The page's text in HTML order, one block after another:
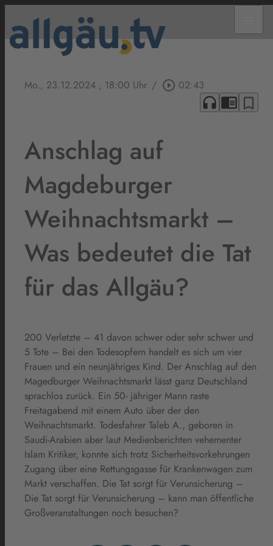
Mo., 23.12.2024 , 18:00 Uhr / play_circle_outline 02:43
headphones chrome_reader_mode bookmark_border
Anschlag auf
Magdeburger
Weihnachtsmarkt –
Was bedeutet die Tat
für das Allgäu?
200 Verletzte – 41 davon schwer oder sehr schwer und
5 Tote – Bei den Todesopfern handelt es sich um vier
Frauen und ein neunjähriges Kind. Der Anschlag auf den
Magedburger Weihnachtsmarkt lässt ganz Deutschland
sprachlos zurück. Ein 50- jähriger Mann raste
Freitagabend mit einem Auto über der den
Weihnachtsmarkt. Todesfahrer Taleb A., geboren in
Saudi-Arabien aber laut Medienberichten vehementer
Islam Kritiker, konnte sich trotz Sicherheitsvorkehrungen
Zugang über eine Rettungsgasse für Krankenwagen zum
Markt verschaffen. Die Tat sorgt für Verunsicherung –
Die Tat sorgt für Verunsicherung – kann man öffentliche
Großveranstaltungen noch besuchen?